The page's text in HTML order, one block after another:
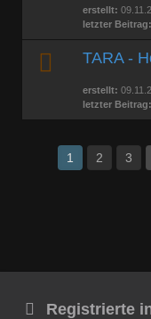
erstellt:
letzter Beitrag:
TARA -
erstellt:
letzter Beitrag:
1 2 3
Registrierte